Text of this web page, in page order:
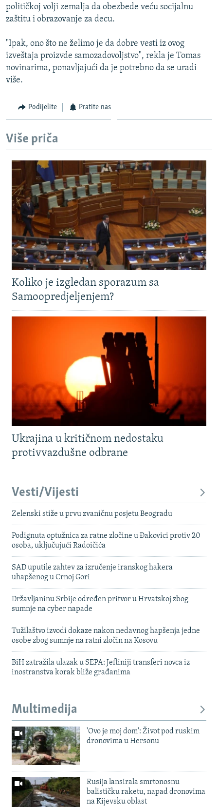
SVE KARTE DEJTONA
NASTANAK I RASPAD JUGOSLAVIJE
političkoj volji zemalja da obezbede veću socijalnu
zaštitu i obrazovanje za decu.
"Ipak, ono što ne želimo je da dobre vesti iz ovog
izveštaja proizvde samozadovoljstvo", rekla je Tomas
novinarima, ponavljajući da je potrebno da se uradi
više.
Podijelite Pratite nas
Više priča
Koliko je izgledan sporazum sa
Samoopredjeljenjem?
Ukrajina u kritičnom nedostaku
protivvazdušne odbrane
Vesti/Vijesti
Zelenski stiže u prvu zvaničnu posjetu Beogradu
Podignuta optužnica za ratne zločine u Đakovici protiv 20
osoba, uključujući Radoičića
SAD uputile zahtev za izručenje iranskog hakera
uhapšenog u Crnoj Gori
Državljaninu Srbije određen pritvor u Hrvatskoj zbog
sumnje na cyber napade
Tužilaštvo izvodi dokaze nakon nedavnog hapšenja jedne
osobe zbog sumnje na ratni zločin na Kosovu
BiH zatražila ulazak u SEPA: Jeftiniji transferi novca iz
inostranstva korak bliže građanima
Multimedija
'Ovo je moj dom': Život pod ruskim
dronovima u Hersonu
Rusija lansirala smrtonosnu
balističku raketu, napad dronovima
na Kijevsku oblast